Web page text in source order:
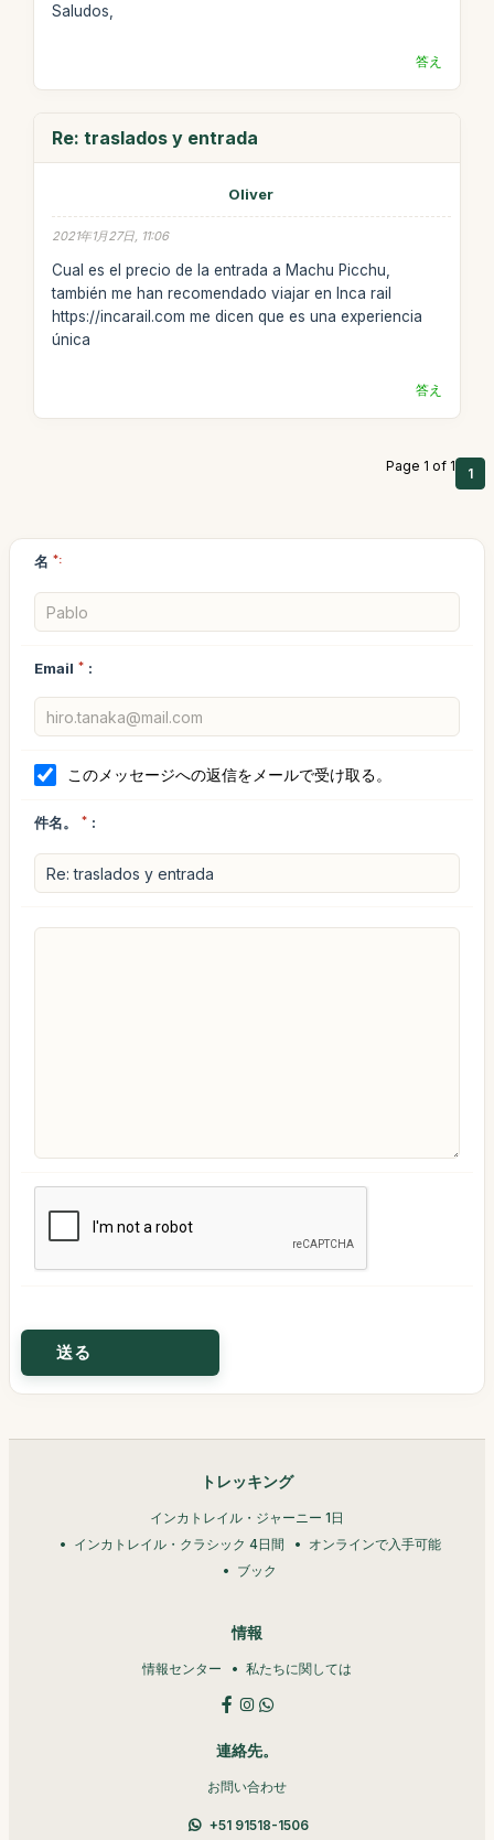
Saludos,
答え
Re: traslados y entrada
Oliver
2021年1月27日, 11:06
Cual es el precio de la entrada a Machu Picchu,
también me han recomendado viajar en Inca rail
https://incarail.com me dicen que es una experiencia
única
答え
Page 1 of 1 1
名 *:
Email * :
このメッセージへの返信をメールで受け取る。
件名。 * :
トレッキング
インカトレイル・ジャーニー 1日
インカトレイル・クラシック 4日間
オンラインで入手可能
ブック
情報
情報センター 私たちに関しては
連絡先。
お問い合わせ
+51 91518-1506